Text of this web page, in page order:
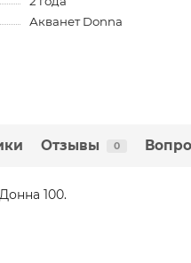
Акванет Donna
Отзывы 0
100.